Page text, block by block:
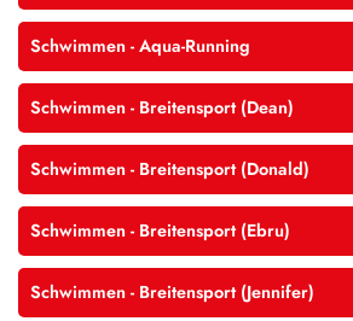
Schwimmen - Aqua-Running
Schwimmen - Breitensport (Dean)
Schwimmen - Breitensport (Donald)
Schwimmen - Breitensport (Ebru)
Schwimmen - Breitensport (Jennifer)